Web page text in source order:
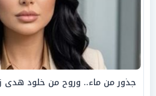
جذور من ماء.. وروح من خلود هدى